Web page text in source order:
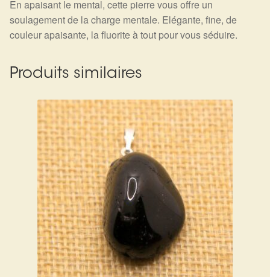
En apaisant le mental, cette pierre vous offre un
soulagement de la charge mentale. Elégante, fine, de
couleur apaisante, la fluorite à tout pour vous séduire.
Produits similaires